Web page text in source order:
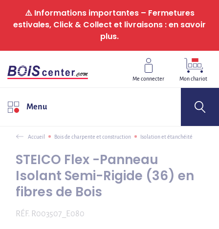
⚠️ Informations importantes – Fermetures
estivales, Click & Collect et livraisons : en savoir
plus.
Me connecter Mon chariot
Menu
Accueil Bois de charpente et construction Isolation et étanchéité
STEICO Flex -Panneau
Isolant Semi-Rigide (36) en
fibres de Bois
RÉF. R003507_E080